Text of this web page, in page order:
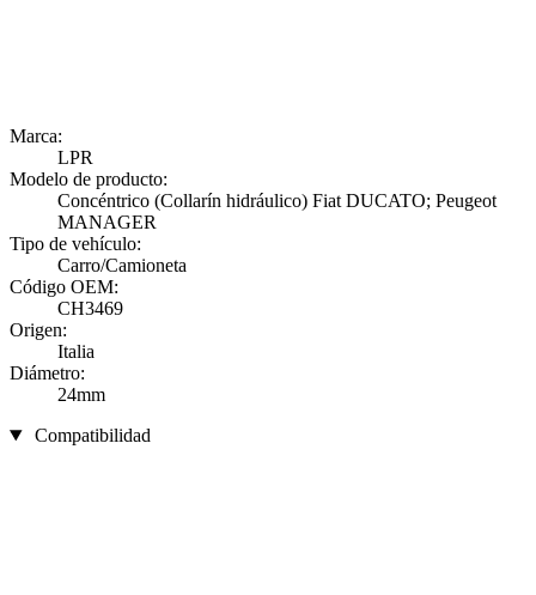
Marca:
LPR
Modelo de producto:
Concéntrico (Collarín hidráulico) Fiat DUCATO; Peugeot
MANAGER
Tipo de vehículo:
Carro/Camioneta
Código OEM:
CH3469
Origen:
Italia
Diámetro:
24mm
Compatibilidad